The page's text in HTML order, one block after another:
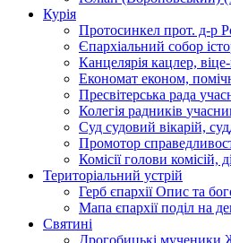
Курія
Протосинкел прот. д-р
Єпархіальний собор
Канцелярія кацлер,
Економат економ,
Пресвітерська рада
Колегія радників
Суд судовий вікарій,
Промотор
Комісіїголови комісій,
Територіальний устрій
Герб єпархіїОпис та
Мапа єпархіїподіл на
Святині
Дрогобицькі мученики